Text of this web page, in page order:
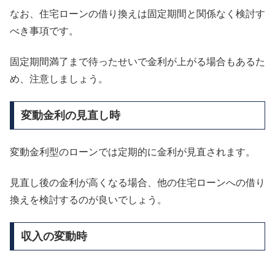
なお、住宅ローンの借り換えは固定期間と関係なく検討す
べき事項です。
固定期間満了まで待ったせいで金利が上がる場合もあるた
め、注意しましょう。
変動金利の見直し時
変動金利型のローンでは定期的に金利が見直されます。
見直し後の金利が高くなる場合、他の住宅ローンへの借り
換えを検討するのが良いでしょう。
収入の変動時